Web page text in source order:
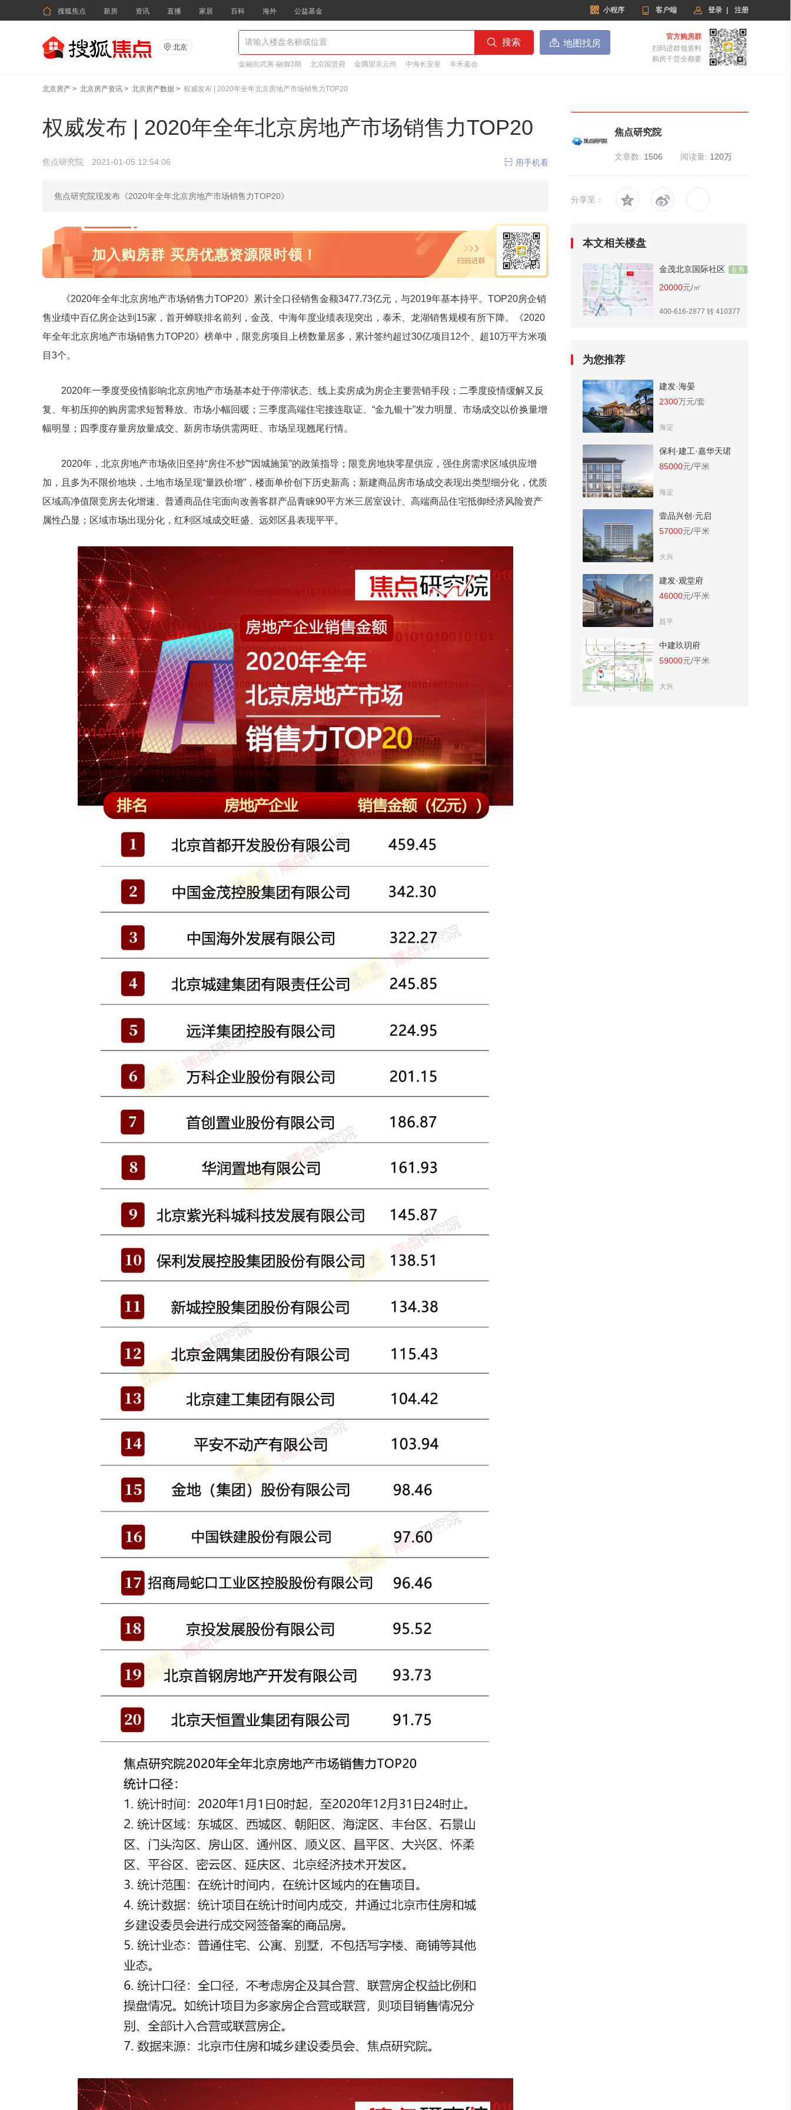
 搜狐焦点 新房 资讯 直播 家居 百科 海外 公益基金  小程序  客户端  登录 注册
 北京  搜索  地图找房
金融街武夷·融御3期 北京国贤府 金隅望京云尚 中海长安誉 丰禾嘉会
官方购房群
扫码进群领资料
购房干货全都要
北京房产 > 北京房产资讯 > 北京房产数据 > 权威发布 | 2020年全年北京房地产市场销售力TOP20
权威发布 | 2020年全年北京房地产市场销售力TOP20
焦点研究院 2021-01-05 12:54:06  用手机看
焦点研究院现发布《2020年全年北京房地产市场销售力TOP20》
加入购房群 买房优惠资源限时领！
《2020年全年北京房地产市场销售力TOP20》累计全口径销售金额3477.73亿元，与2019年基本持平。TOP20房企销
售业绩中百亿房企达到15家，首开蝉联排名前列，金茂、中海年度业绩表现突出，泰禾、龙湖销售规模有所下降。《2020
年全年北京房地产市场销售力TOP20》榜单中，限竞房项目上榜数量居多，累计签约超过30亿项目12个、超10万平方米项
目3个。
2020年一季度受疫情影响北京房地产市场基本处于停滞状态、线上卖房成为房企主要营销手段；二季度疫情缓解又反
复、年初压抑的购房需求短暂释放、市场小幅回暖；三季度高端住宅接连取证、“金九银十”发力明显、市场成交以价换量增
幅明显；四季度存量房放量成交、新房市场供需两旺、市场呈现翘尾行情。
2020年，北京房地产市场依旧坚持“房住不炒”“因城施策”的政策指导；限竞房地块零星供应，强住房需求区域供应增
加，且多为不限价地块，土地市场呈现“量跌价增”，楼面单价创下历史新高；新建商品房市场成交表现出类型细分化，优质
区域高净值限竞房去化增速、普通商品住宅面向改善客群产品青睐90平方米三居室设计、高端商品住宅抵御经济风险资产
属性凸显；区域市场出现分化，红利区域成交旺盛、远郊区县表现平平。
焦点研究院
文章数: 1506 阅读量: 120万
分享至：  
本文相关楼盘
金茂北京国际社区 在售
20000元/㎡
400-616-2877 转 410377
为您推荐
建发·海晏
2300万元/套
海淀
保利·建工·嘉华天珺
85000元/平米
海淀
壹品兴创·元启
57000元/平米
大兴
建发·观堂府
46000元/平米
昌平
中建玖玥府
59000元/平米
大兴